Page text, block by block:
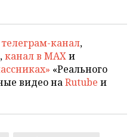
телеграм-канал,
,канал в MAXи
«Реального
видео наRutube и